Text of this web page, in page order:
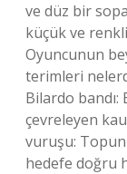
ve düz bir
küçük ve
Oyuncunun
terimleri
Bilardo bandı:
çevreleyen
vuruşu: Topun
hedefe doğru